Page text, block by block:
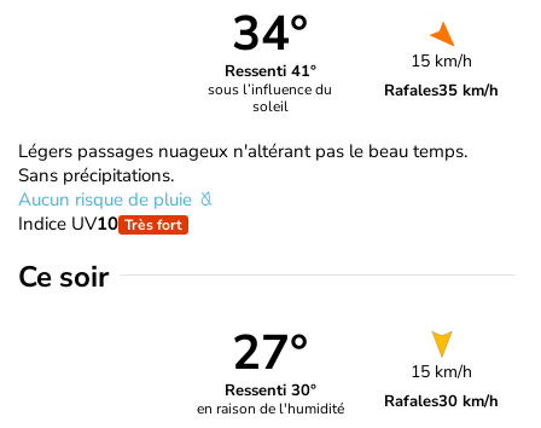
34°
Ressenti 41°
sous l’influence du
soleil
15 km/h
Rafales35 km/h
Légers passages nuageux n'altérant pas le beau temps.
Sans précipitations.
Aucun risque de pluie
Indice UV10 Très fort
Ce soir
27°
Ressenti 30°
en raison de l'humidité
15 km/h
Rafales30 km/h